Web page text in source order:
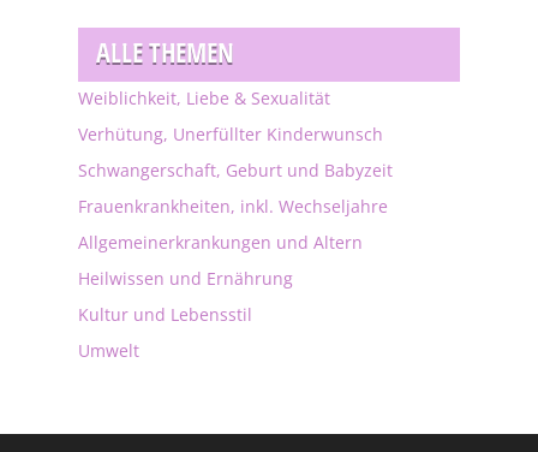
ALLE THEMEN
Weiblichkeit, Liebe & Sexualität
Verhütung, Unerfüllter Kinderwunsch
Schwangerschaft, Geburt und Babyzeit
Frauenkrankheiten, inkl. Wechseljahre
Allgemeinerkrankungen und Altern
Heilwissen und Ernährung
Kultur und Lebensstil
Umwelt